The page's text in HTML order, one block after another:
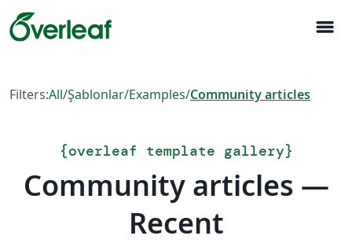
menu
Filters:All/Şablonlar/Examples/Community articles
{overleaf template gallery}
Community articles —
Recent